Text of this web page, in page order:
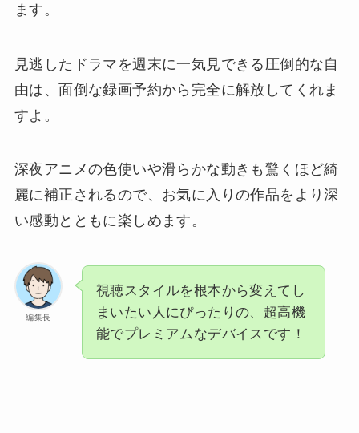
ます。
見逃したドラマを週末に一気見できる圧倒的な自
由は、面倒な録画予約から完全に解放してくれま
すよ。
深夜アニメの色使いや滑らかな動きも驚くほど綺
麗に補正されるので、お気に入りの作品をより深
い感動とともに楽しめます。
編集長
視聴スタイルを根本から変えてし
まいたい人にぴったりの、超高機
能でプレミアムなデバイスです！